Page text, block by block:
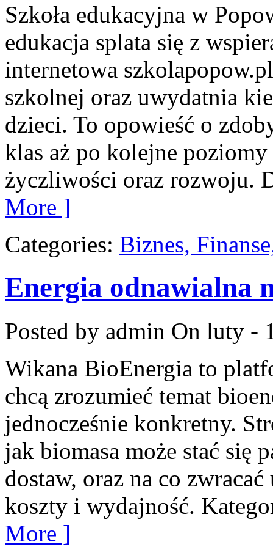
Szkoła edukacyjna w
edukacja splata się z
internetowa
szkolnej oraz uwydatnia
dzieci. To opowieść o
klas aż po kolejne
życzliwości oraz rozwoju.
More ]
Categories: Biznes,
Energia odnawialna
Posted by admin On luty -
Wikana BioEnergia to
chcą zrozumieć temat
jednocześnie konkretny.
jak biomasa może stać się
dostaw, oraz na co
koszty i wydajność.
More ]